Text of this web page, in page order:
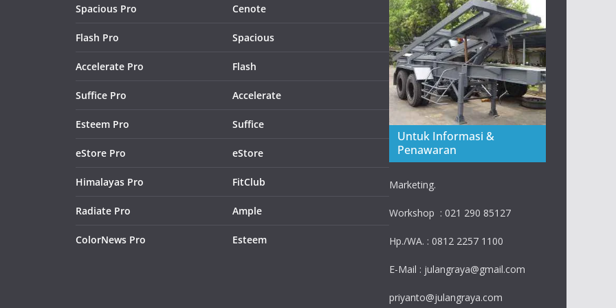
Spacious Pro
Flash Pro
Accelerate Pro
Suffice Pro
Esteem Pro
eStore Pro
Himalayas Pro
Radiate Pro
ColorNews Pro
Cenote
Spacious
Flash
Accelerate
Suffice
eStore
FitClub
Ample
Esteem
Untuk Informasi &
Penawaran
Marketing.
Workshop : 021 290 85127
Hp./WA. : 0812 2257 1100
E-Mail : julangraya@gmail.com
priyanto@julangraya.com